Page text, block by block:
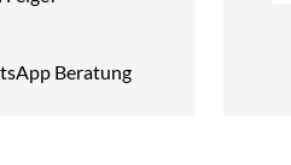
Beratung